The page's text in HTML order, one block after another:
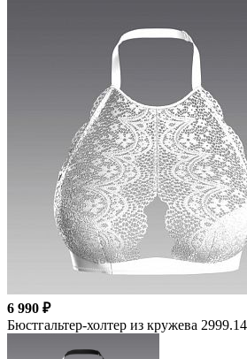
6 990 ₽
Бюстгальтер-холтер из кружева 2999.14